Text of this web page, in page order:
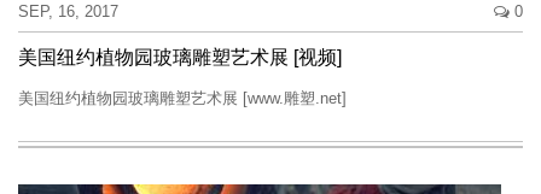
SEP, 16, 2017 0
美国纽约植物园玻璃雕塑艺术展 [视频]
美国纽约植物园玻璃雕塑艺术展 [www.雕塑.net]